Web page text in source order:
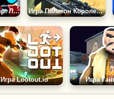
Игра Монстр Шутер: Легион Гигантов Игра Полигон Королевской Стрельбы
Игра Lootout.io Игра